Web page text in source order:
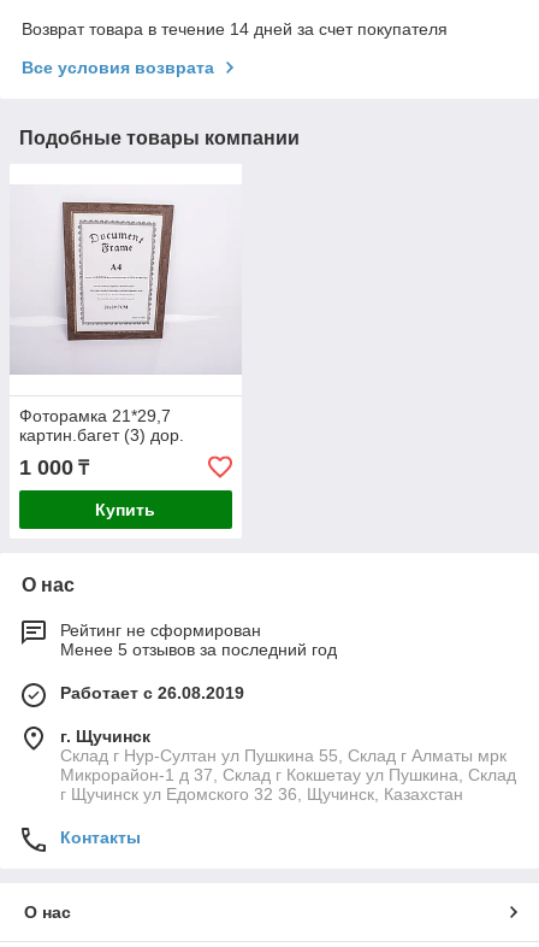
Возврат товара в течение 14 дней за счет покупателя
Все условия возврата
Подобные товары компании
Фоторамка 21*29,7
картин.багет (3) дор.
1 000 ₸
Купить
О нас
Рейтинг не сформирован
Менее 5 отзывов за последний год
Работает с 26.08.2019
г. Щучинск
Склад г Нур-Султан ул Пушкина 55, Склад г Алматы мрк
Микрорайон-1 д 37, Склад г Кокшетау ул Пушкина, Склад
г Щучинск ул Едомского 32 36, Щучинск, Казахстан
Контакты
О нас